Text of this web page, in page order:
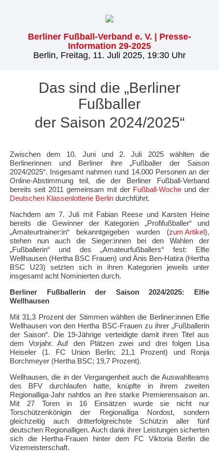
Berliner Fußball-Verband e. V. | Presse-
Information 29-2025
Berlin, Freitag, 11. Juli 2025, 19:30 Uhr
Das sind die „Berliner
Fußballer
der Saison 2024/2025“
Zwischen dem 10. Juni und 2. Juli 2025 wählten die
Berlinerinnen und Berliner ihre „Fußballer der Saison
2024/2025“. Insgesamt nahmen rund 14.000 Personen an der
Online-Abstimmung teil, die der Berliner Fußball-Verband
bereits seit 2011 gemeinsam mit der Fußball-Woche und der
Deutschen Klassenlotterie Berlin durchführt.
Nachdem am 7. Juli mit Fabian Reese und Karsten Heine
bereits die Gewinner der Kategorien „Profifußballer“ und
„Amateurtrainer:in“ bekanntgegeben wurden (zum Artikel),
stehen nun auch die Sieger:innen bei den Wahlen der
„Fußballerin“ und des „Amateurfußballers“ fest: Elfie
Wellhausen (Hertha BSC Frauen) und Änis Ben-Hatira (Hertha
BSC U23) setzten sich in ihren Kategorien jeweils unter
insgesamt acht Nominierten durch.
Berliner Fußballerin der Saison 2024/2025: Elfie
Wellhausen
Mit 31,3 Prozent der Stimmen wählten die Berliner:innen Elfie
Wellhausen von den Hertha BSC-Frauen zu ihrer „Fußballerin
der Saison“. Die 19-Jährige verteidigte damit ihren Titel aus
dem Vorjahr. Auf den Plätzen zwei und drei folgen Lisa
Heiseler (1. FC Union Berlin; 21,1 Prozent) und Ronja
Borchmeyer (Hertha BSC; 19,7 Prozent).
Wellhausen, die in der Vergangenheit auch die Auswahlteams
des BFV durchlaufen hatte, knüpfte in ihrem zweiten
Regionalliga-Jahr nahtlos an ihre starke Premierensaison an.
Mit 27 Toren in 16 Einsätzen wurde sie nicht nur
Torschützenkönigin der Regionalliga Nordost, sondern
gleichzeitig auch dritterfolgreichste Schützin aller fünf
deutschen Regionalligen. Auch dank ihrer Leistungen sicherten
sich die Hertha-Frauen hinter dem FC Viktoria Berlin die
Vizemeisterschaft.